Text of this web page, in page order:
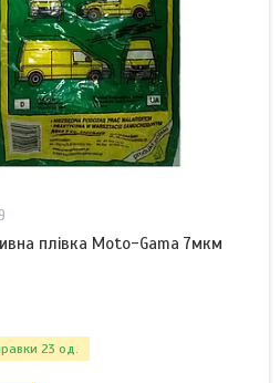
плівка Moto-Gama 7мкм
23 од.